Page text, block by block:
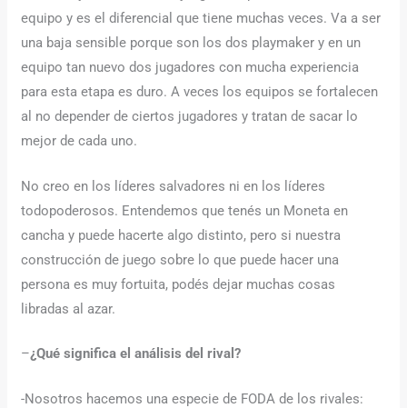
equipo y es el diferencial que tiene muchas veces. Va a ser
una baja sensible porque son los dos playmaker y en un
equipo tan nuevo dos jugadores con mucha experiencia
para esta etapa es duro. A veces los equipos se fortalecen
al no depender de ciertos jugadores y tratan de sacar lo
mejor de cada uno.
No creo en los líderes salvadores ni en los líderes
todopoderosos. Entendemos que tenés un Moneta en
cancha y puede hacerte algo distinto, pero si nuestra
construcción de juego sobre lo que puede hacer una
persona es muy fortuita, podés dejar muchas cosas
libradas al azar.
–¿Qué significa el análisis del rival?
-Nosotros hacemos una especie de FODA de los rivales: